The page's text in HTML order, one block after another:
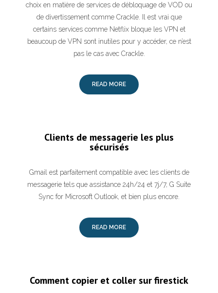
choix en matière de services de débloquage de VOD ou
de divertissement comme Crackle. Il est vrai que
certains services comme Netflix bloque les VPN et
beaucoup de VPN sont inutiles pour y accéder, ce n’est
pas le cas avec Crackle.
READ MORE
Clients de messagerie les plus
sécurisés
Gmail est parfaitement compatible avec les clients de
messagerie tels que assistance 24h/24 et 7j/7, G Suite
Sync for Microsoft Outlook, et bien plus encore.
READ MORE
Comment copier et coller sur firestick